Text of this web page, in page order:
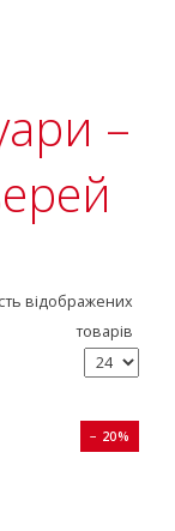
–
відображених
товарів
− 20%